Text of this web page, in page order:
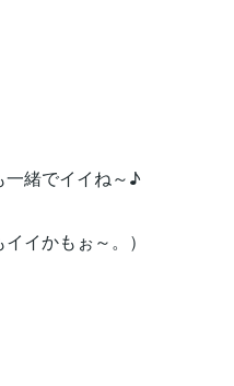
一緒でイイね～♪
イかもぉ～。）